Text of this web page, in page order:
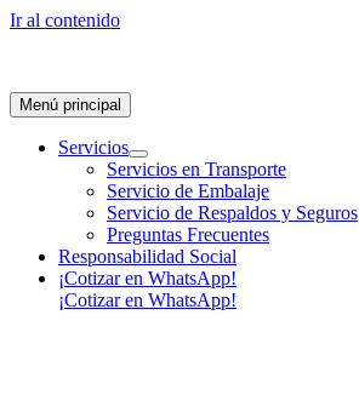
Ir al contenido
Menú principal
Servicios
Servicios en Transporte
Servicio de Embalaje
Servicio de Respaldos y Seguros
Preguntas Frecuentes
Responsabilidad Social
¡Cotizar en WhatsApp!
¡Cotizar en WhatsApp!